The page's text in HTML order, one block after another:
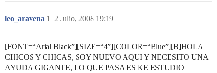
leo_aravena 2 Julio, 2008 19:19
1
[FONT=“Arial Black”][SIZE=“4”][COLOR=“Blue”][B]HOLA
CHICOS Y CHICAS, SOY NUEVO AQUI Y NECESITO UNA
AYUDA GIGANTE, LO QUE PASA ES KE ESTUDIO